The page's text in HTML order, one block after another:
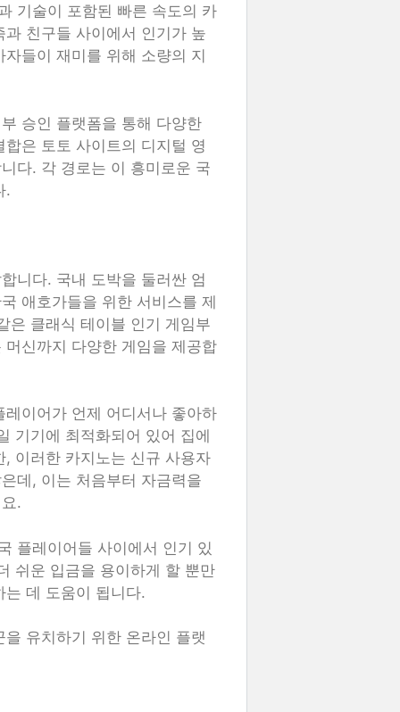
기술이 포함된 빠른 속도의 카
친구들 사이에서 인기가 높
들이 재미를 위해 소량의 지
승인 플랫폼을 통해 다양한
은 토토 사이트의 디지털 영
다. 각 경로는 이 흥미로운 국
.
니다. 국내 도박을 둘러싼 엄
애호가들을 위한 서비스를 제
은 클래식 테이블 인기 게임부
신까지 다양한 게임을 제공합
이어가 언제 어디서나 좋아하
기기에 최적화되어 있어 집에
이러한 카지노는 신규 사용자
데, 이는 처음부터 자금력을
.
플레이어들 사이에서 인기 있
쉬운 입금을 용이하게 할 뿐만
데 도움이 됩니다.
유치하기 위한 온라인 플랫